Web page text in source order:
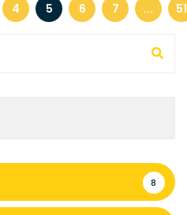
4 5 6 7 ... 51
8